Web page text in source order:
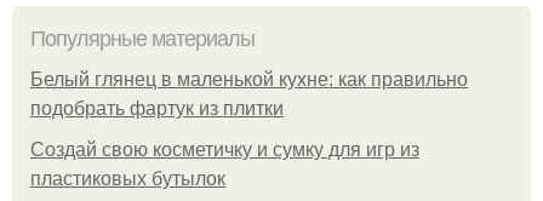
Популярные материалы
Белый глянец в маленькой кухне: как правильно
подобрать фартук из плитки
Создай свою косметичку и сумку для игр из
пластиковых бутылок